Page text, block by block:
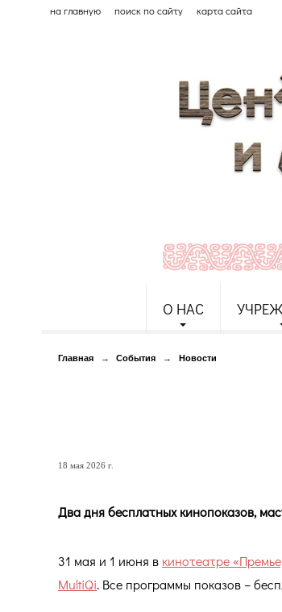
на главную поиск по сайту карта сайта
О НАС
Главная → События → Новости
18 мая 2026 г.
Два дня бесплатных кинопоказов,
31 мая и 1 июня в кинотеатре
MultiQi. Все программы показов –